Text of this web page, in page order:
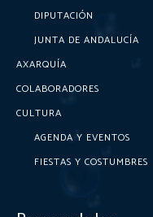
DIPUTACIÓN
JUNTA DE ANDALUCÍA
AXARQUÍA
COLABORADORES
CULTURA
AGENDA Y EVENTOS
FIESTAS Y COSTUMBRES